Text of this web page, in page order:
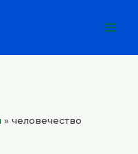
»человечество